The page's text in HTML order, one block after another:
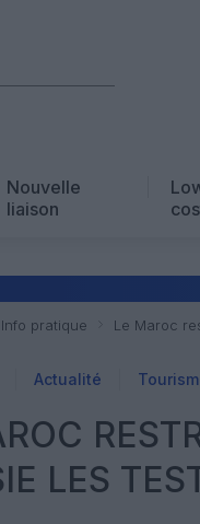
Nouvelle
liaison
Info pratique Le Maroc
Actualité
LES